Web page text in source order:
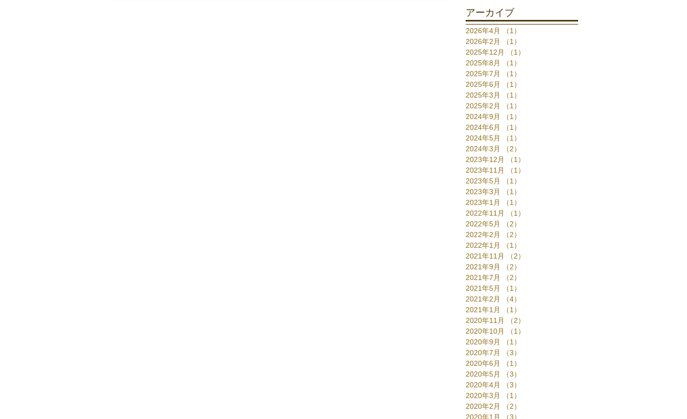
アーカイブ
2026年4月 （1）
2026年2月
（1）
2025年12月
（1）
2025年8月
（1）
2025年7月
（1）
2025年6月
（1）
2025年3月
（1）
2025年2月
（1）
2024年9月
（1）
2024年6月
（1）
2024年5月
（1）
2024年3月
（2）
2023年12月
（1）
2023年11月
（1）
2023年5月
（1）
2023年3月
（1）
2023年1月
（1）
2022年11月
（1）
2022年5月
（2）
2022年2月
（2）
2022年1月
（1）
2021年11月
（2）
2021年9月
（2）
2021年7月
（2）
2021年5月
（1）
2021年2月
（4）
2021年1月
（1）
2020年11月
（2）
2020年10月
（1）
2020年9月
（1）
2020年7月
（3）
2020年6月
（1）
2020年5月
（3）
2020年4月
（3）
2020年3月
（1）
2020年2月
（2）
2020年1月
（3）